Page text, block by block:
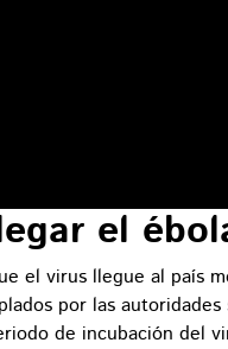
el
el virus llegue al país
por las
de incubación del